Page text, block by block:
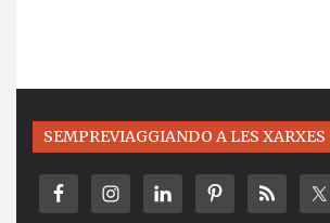
SEMPREVIAGGIANDO A LES XARXES